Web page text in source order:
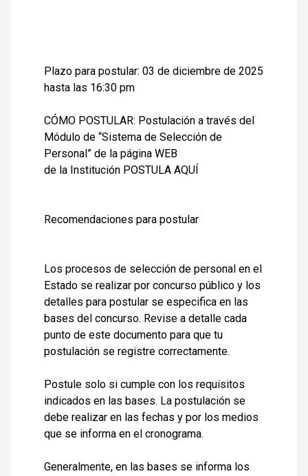
Plazo para postular: 03 de diciembre de 2025
hasta las 16:30 pm
CÓMO POSTULAR: Postulación a través del
Módulo de “Sistema de Selección de
Personal” de la página WEB
de la Institución POSTULA AQUÍ
Recomendaciones para postular
Los procesos de selección de personal en el
Estado se realizar por concurso público y los
detalles para postular se especifica en las
bases del concurso. Revise a detalle cada
punto de este documento para que tu
postulación se registre correctamente.
Postule solo si cumple con los requisitos
indicados en las bases. La postulación se
debe realizar en las fechas y por los medios
que se informa en el cronograma.
Generalmente, en las bases se informa los